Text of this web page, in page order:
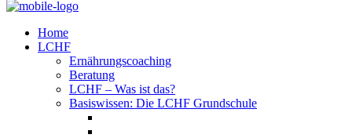
Home
LCHF
Ernährungscoaching
Beratung
LCHF – Was ist das?
Basiswissen: Die LCHF Grundschule